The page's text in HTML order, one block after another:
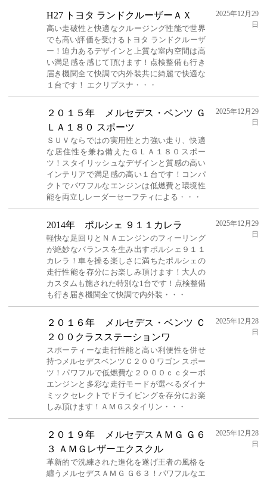
H27 トヨタ ランドクルーザーＡＸ
高い走破性と快適なクルージング性能で世界
でも高い評価を受けるトヨタ ランドクルーザ
ー！迫力あるデザインと上質な室内空間は高
い満足感を感じて頂けます！点検整備も行き
届き機関全て快調で内外装共に綺麗で快適な
１台です！ エクリプスナ・・・
2025年12月29
日
２０１５年 メルセデス・ベンツ Ｇ
ＬＡ１８０ スポーツ
ＳＵＶならではの実用性と力強い走り、快適
な居住性を兼ね備えたＧＬＡ１８０スポー
ツ！スタイリッシュなデザインと質感の高い
インテリアで満足感の高い１台です！コンパ
クトでパワフルなエンジンは低燃費と環境性
能を両立しレーダーセーフティによる・・・
2025年12月29
日
2014年 ポルシェ ９１１カレラ
軽快な足回りとＮＡエンジンのフィーリング
が絶妙なバランスを生み出すポルシェ９１１
カレラ！車を操る楽しさに満ちたポルシェの
走行性能を存分にお楽しみ頂けます！大人の
カスタムも施された特別な1台です！点検整備
も行き届き機関全て快調で内外装・・・
2025年12月29
日
２０１６年 メルセデス・ベンツ Ｃ
２００クラスステーションワ
スポーティーな走行性能と高い利便性を併せ
持つメルセデスベンツＣ２００ワゴン スポー
ツ！パワフルで低燃費な２０００ｃｃターボ
エンジンと多彩な走行モードが選べるダイナ
ミックセレクトでドライビングを存分にお楽
しみ頂けます！ＡＭＧスタイリン・・・
2025年12月28
日
２０１９年 メルセデスＡＭＧ Ｇ６
３ ＡＭＧレザーエクスクル
革新的で洗練された進化を遂げ王者の風格を
纏うメルセデスＡＭＧ Ｇ６３！パワフルなエ
2025年12月28
日